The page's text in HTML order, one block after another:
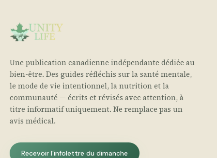
Une publication canadienne indépendante dédiée au
bien-être. Des guides réfléchis sur la santé mentale,
le mode de vie intentionnel, la nutrition et la
communauté — écrits et révisés avec attention, à
titre informatif uniquement. Ne remplace pas un
avis médical.
Recevoir l’infolettre du dimanche